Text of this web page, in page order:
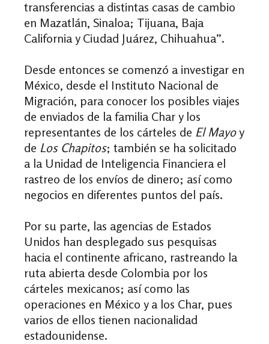
transferencias a distintas casas de cambio
en Mazatlán, Sinaloa; Tijuana, Baja
California y Ciudad Juárez, Chihuahua”.
Desde entonces se comenzó a investigar en
México, desde el Instituto Nacional de
Migración, para conocer los posibles viajes
de enviados de la familia Char y los
representantes de los cárteles de El Mayoy
de Los Chapitos; también se ha solicitado
a la Unidad de Inteligencia Financiera el
rastreo de los envíos de dinero; así como
negocios en diferentes puntos del país.
Por su parte, las agencias de Estados
Unidos han desplegado sus pesquisas
hacia el continente africano, rastreando la
ruta abierta desde Colombia por los
cárteles mexicanos; así como las
operaciones en México y a los Char, pues
varios de ellos tienen nacionalidad
estadounidense.